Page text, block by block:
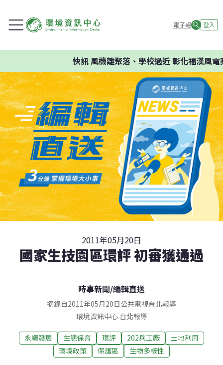
電子報 登入
快訊風機離聚落、學校過近 彰化福漢風電
2011年05月20日
國家生技園區環評 初審獲通過
時事新聞/編輯直送
摘錄自2011年05月20日公共電視台北報導
環境資訊中心 台北報導
永續發展 生態保育 環評 202兵工廠
土地利用
環境政策
保護區 生物多樣性